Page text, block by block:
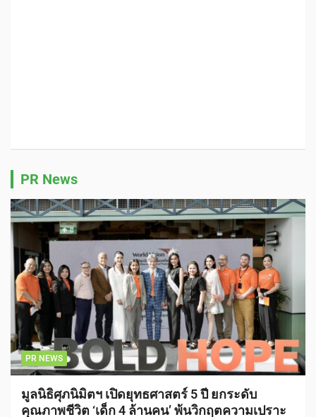
PR News
PR NEWS
มูลนิธิศุภนิมิตฯ เปิดยุทธศาสตร์ 5 ปี ยกระดับ
คุณภาพชีวิต ‘เด็ก 4 ล้านคน’ พ้นวิกฤตความเปราะ